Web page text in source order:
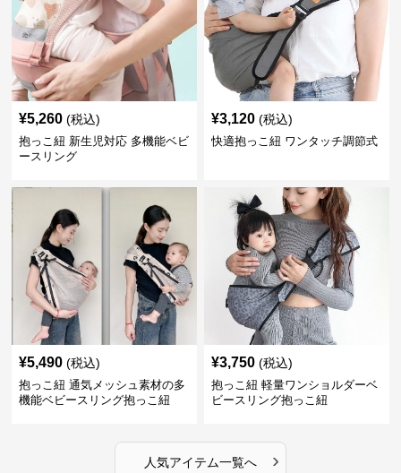
¥5,260 (税込)
抱っこ紐 新生児対応 多機能ベビ
ースリング
¥3,120 (税込)
快適抱っこ紐 ワンタッチ調節式
¥5,490 (税込)
抱っこ紐 通気メッシュ素材の多
機能ベビースリング抱っこ紐
¥3,750 (税込)
抱っこ紐 軽量ワンショルダーベ
ビースリング抱っこ紐
人気アイテム一覧へ ›